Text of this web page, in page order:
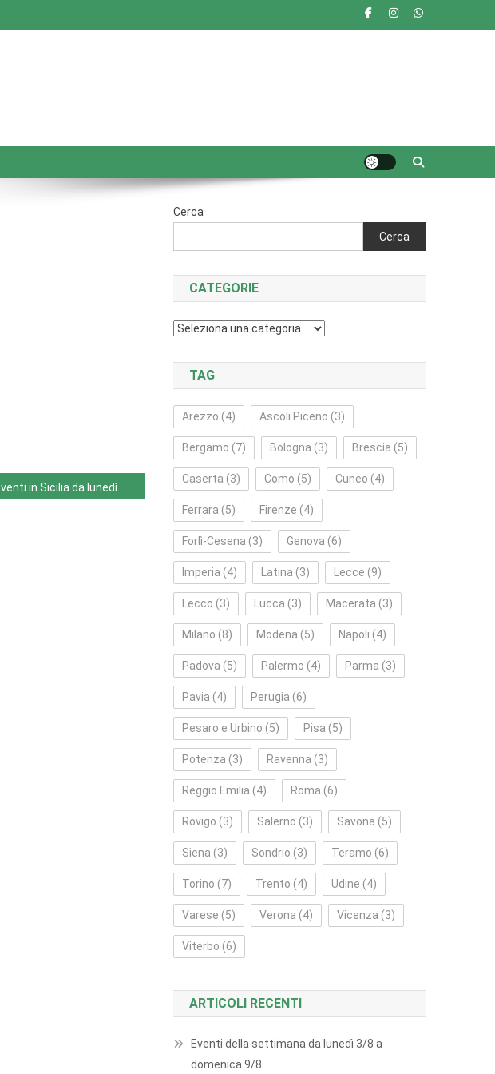
Cerca
Cerca
CATEGORIE
Categorie
TAG
Arezzo (4) Ascoli Piceno (3)
Bergamo (7) Bologna (3) Brescia (5)
Caserta (3) Como (5) Cuneo (4)
Ferrara (5) Firenze (4)
Forlì‑Cesena (3) Genova (6)
Imperia (4) Latina (3) Lecce (9)
Lecco (3) Lucca (3) Macerata (3)
Milano (8) Modena (5) Napoli (4)
Padova (5) Palermo (4) Parma (3)
Pavia (4) Perugia (6)
Pesaro e Urbino (5) Pisa (5)
Potenza (3) Ravenna (3)
Reggio Emilia (4) Roma (6)
Rovigo (3) Salerno (3) Savona (5)
Siena (3) Sondrio (3) Teramo (6)
Torino (7) Trento (4) Udine (4)
Varese (5) Verona (4) Vicenza (3)
Viterbo (6)
ARTICOLI RECENTI
Eventi della settimana da lunedì 3/8 a
domenica 9/8